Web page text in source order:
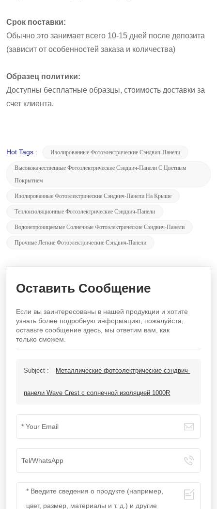
Срок поставки:
Обычно это занимает всего 10-15 дней после депозита
(зависит от особенностей заказа и количества)
Образец политики:
Доступны бесплатные образцы, стоимость доставки за
счет клиента.
Hot Tags : Изолированные Фотоэлектрические Сэндвич-Панели
Высококачественные Фотоэлектрические Сэндвич-Панели С Цветным
Покрытием
Изолированные Фотоэлектрические Сэндвич-Панели На Крыше
Теплоизоляционные Фотоэлектрические Сэндвич-Панели
Водонепроницаемые Солнечные Фотоэлектрические Сэндвич-Панели
Прочные Легкие Фотоэлектрические Сэндвич-Панели
Оставить Сообщение
Если вы заинтересованы в нашей продукции и хотите
узнать более подробную информацию, пожалуйста,
оставьте сообщение здесь, мы ответим вам, как
только сможем.
Subject : Металлические фотоэлектрические сэндвич-
панели Wave Crest с солнечной изоляцией 1000R